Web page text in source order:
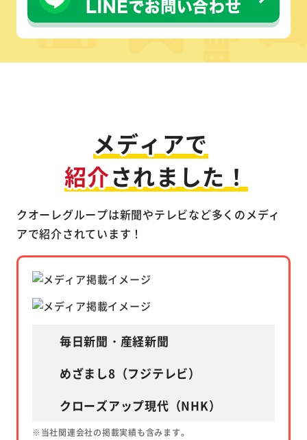
メディアで
紹介されました！
クオーレグループは新聞やテレビなど多くのメディ
アで紹介されています！
毎日新聞・産経新聞
めざまし8（フジテレビ）
クローズアップ現代（NHK）
※当社関連会社の掲載実績も含みます。